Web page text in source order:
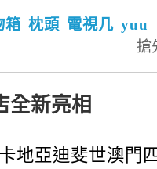
箱 枕頭 電視几 yuu
搶
全新亮相
卡地亞迪斐世澳門